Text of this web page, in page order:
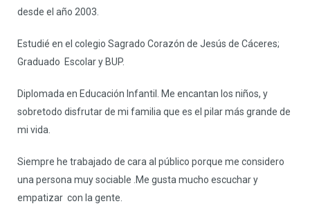
desde el año 2003.
Estudié en el colegio Sagrado Corazón de Jesús de Cáceres;
Graduado Escolar y BUP.
Diplomada en Educación Infantil. Me encantan los niños, y
sobretodo disfrutar de mi familia que es el pilar más grande de
mi vida.
Siempre he trabajado de cara al público porque me considero
una persona muy sociable .Me gusta mucho escuchar y
empatizar con la gente.